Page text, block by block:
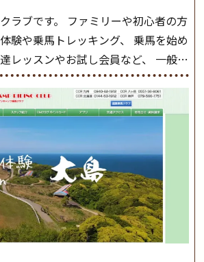
種歩法をマスターし、ワンランク上
法を身につけましょう。 注意事項
り、使用する馬場はこちらで決定い
ください ◆基本は雨天決行です
より、安全上急遽中止させていただ
。 ◆三木ホースランドパークの協議
、一部レッスンが中止になる場合が
際、ご予約いただいている皆様には事
前にご連絡いたします。MIKIホーストレックのツアー
ラブです。 ファミリーや初心者の方
験や乗馬トレッキング、 乗馬を始め
レッスンやお試し会員など、 一般の
いただける施設を目指しています。
格）に会員になったり自分の馬を持
クラブでもあり、 健康や趣味、スポ
若男女様々な方が、日々乗馬をお楽
す。 なお、ゴールデンウィークと夏
営業していますので、ぜひご家族で
お越しください！大山乗馬センターの紹介記事はこち